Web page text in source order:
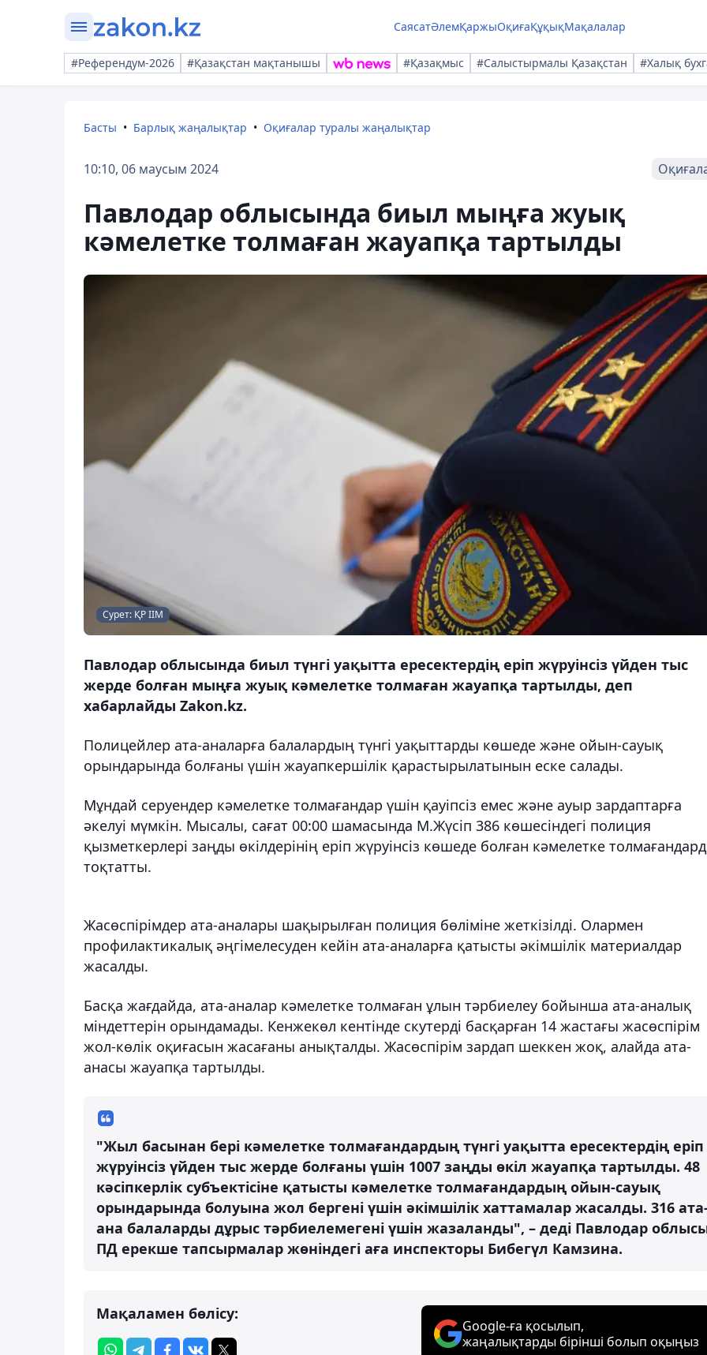
СаясатӘлемҚаржыОқиғаҚұқықМақалалар
#Референдум-2026 #Қазақстан мақтанышы #Қазақмыс #Салыстырмалы Қазақстан #Халық
Басты Барлық жаңалықтар Оқиғалар туралы жаңалықтар
10:10, 06 маусым 2024
Павлодар облысында биыл мыңға жуық
кәмелетке толмаған жауапқа тартылды
Сурет: ҚР ІІМ
Павлодар облысында биыл түнгі уақытта ересектердің еріп жүруінсіз үйден тыс
жерде болған мыңға жуық кәмелетке толмаған жауапқа тартылды, деп
хабарлайды Zakon.kz.
Полицейлер ата-аналарға балалардың түнгі уақыттарды көшеде және ойын-сауық
орындарында болғаны үшін жауапкершілік қарастырылатынын еске салады.
Мұндай серуендер кәмелетке толмағандар үшін қауіпсіз емес және ауыр зардаптарға
әкелуі мүмкін. Мысалы, сағат 00:00 шамасында М.Жүсіп 386 көшесіндегі полиция
қызметкерлері заңды өкілдерінің еріп жүруінсіз көшеде болған кәмелетке
тоқтатты.
Жасөспірімдер ата-аналары шақырылған полиция бөліміне жеткізілді. Олармен
профилактикалық әңгімелесуден кейін ата-аналарға қатысты әкімшілік материалдар
жасалды.
Басқа жағдайда, ата-аналар кәмелетке толмаған ұлын тәрбиелеу бойынша ата-аналық
міндеттерін орындамады. Кенжекөл кентінде скутерді басқарған 14 жастағы жасөспірім
жол-көлік оқиғасын жасағаны анықталды. Жасөспірім зардап шеккен жоқ, алайда ата-
анасы жауапқа тартылды.
"Жыл басынан бері кәмелетке толмағандардың түнгі уақытта ересектердің еріп
жүруінсіз үйден тыс жерде болғаны үшін 1007 заңды өкіл жауапқа тартылды. 48
кәсіпкерлік субъектісіне қатысты кәмелетке толмағандардың ойын-сауық
орындарында болуына жол бергені үшін әкімшілік хаттамалар жасалды. 316
ана балаларды дұрыс тәрбиелемегені үшін жазаланды", – деді Павлодар
ПД ерекше тапсырмалар жөніндегі аға инспекторы Бибегүл Камзина.
Мақаламен бөлісу:
Google-ға қосылып,
жаңалықтарды бірінші болып оқыңыз